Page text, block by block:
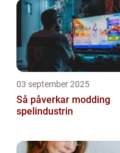
03 september 2025
Så påverkar modding
spelindustrin